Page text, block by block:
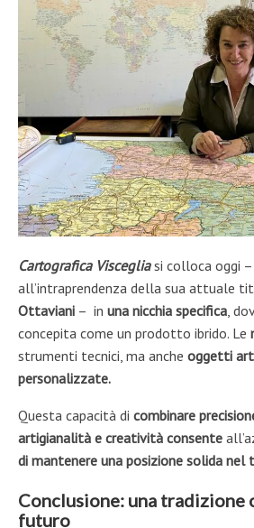
Cartografica Viscegliasi colloca oggi –
all’intraprendenza della sua attuale
Ottaviani – in una nicchia specifica ,
concepita come un prodotto ibrido. Le
strumenti tecnici, ma anche oggetti
personalizzate.
Questa capacità di combinare
artigianalità e creatività consente
di mantenere una posizione solida nel
Conclusione: una tradizione
futuro